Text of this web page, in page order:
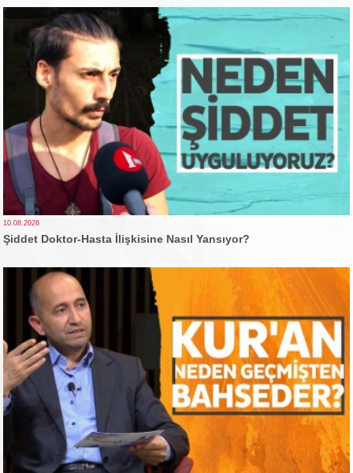
10.08.2026
Şiddet Doktor-Hasta İlişkisine Nasıl Yansıyor?